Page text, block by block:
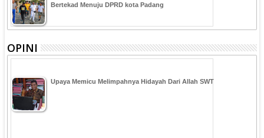
Bertekad Menuju DPRD kota Padang
OPINI
Upaya Memicu Melimpahnya Hidayah Dari Allah SWT